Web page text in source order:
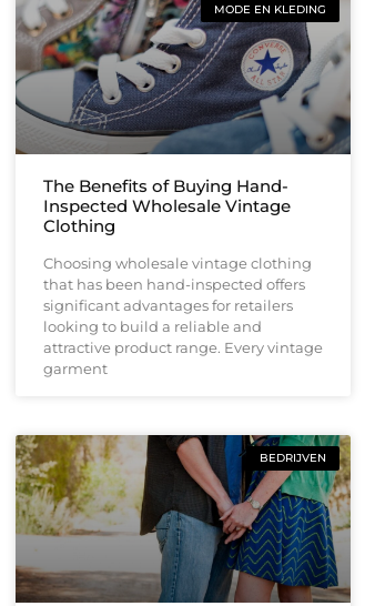
MODE EN KLEDING
The Benefits of Buying Hand-
Inspected Wholesale Vintage
Clothing
Choosing wholesale vintage clothing
that has been hand-inspected offers
significant advantages for retailers
looking to build a reliable and
attractive product range. Every vintage
garment
BEDRIJVEN